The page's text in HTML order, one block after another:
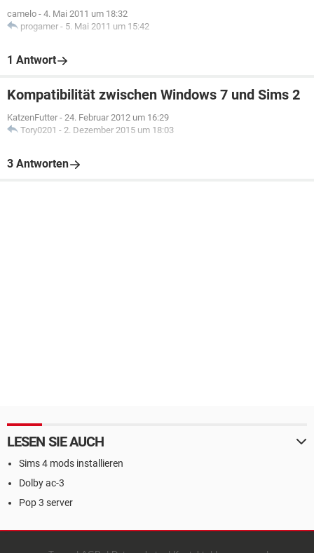
camelo - 4. Mai 2011 um 18:32
progamer - 5. Mai 2011 um 15:42
1 Antwort
Kompatibilität zwischen Windows 7 und Sims 2
KatzenFutter - 24. Februar 2012 um 16:29
Tory0201 - 2. Dezember 2015 um 18:03
3 Antworten
LESEN SIE AUCH
Sims 4 mods installieren
Dolby ac-3
Pop 3 server